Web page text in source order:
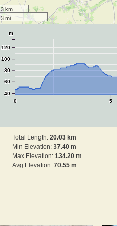
3 km
3 mi
0 5
40
60
80
100
120
m
Total Length: 20.03 km
Min Elevation: 37.40 m
Max Elevation: 134.20 m
Avg Elevation: 70.55 m